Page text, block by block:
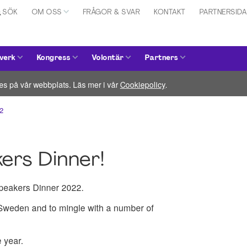
SÖK OM OSS FRÅGOR & SVAR KONTAKT PARTNERSIDA
Kongress Volontär Partners
på vår webbplats. Läs mer i vårCookiepolicy.
Dinner!
Dinner 2022.
and to mingle with a number of
year.